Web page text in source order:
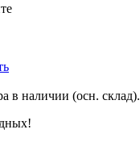
в наличии (осн. склад).